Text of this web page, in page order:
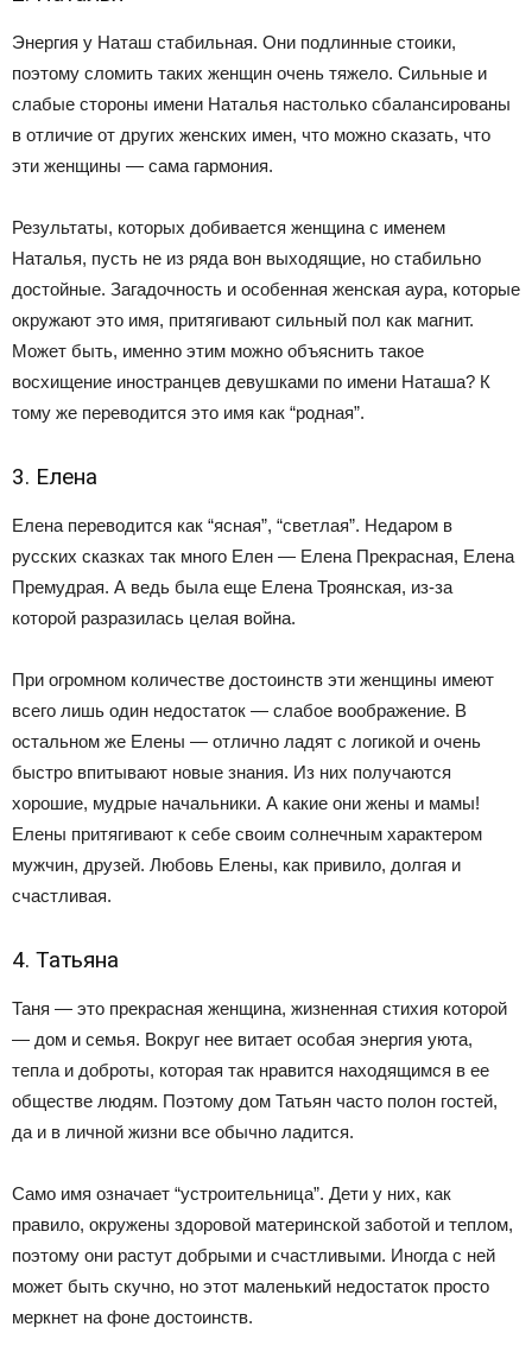
Энергия у Наташ стабильная. Они подлинные стоики,
поэтому сломить таких женщин очень тяжело. Сильные и
слабые стороны имени Наталья настолько сбалансированы
в отличие от других женских имен, что можно сказать, что
эти женщины — сама гармония.
Результаты, которых добивается женщина с именем
Наталья, пусть не из ряда вон выходящие, но стабильно
достойные. Загадочность и особенная женская аура, которые
окружают это имя, притягивают сильный пол как магнит.
Может быть, именно этим можно объяснить такое
восхищение иностранцев девушками по имени Наташа? К
тому же переводится это имя как “родная”.
3. Елена
Елена переводится как “ясная”, “светлая”. Недаром в
русских сказках так много Елен — Елена Прекрасная, Елена
Премудрая. А ведь была еще Елена Троянская, из-за
которой разразилась целая война.
При огромном количестве достоинств эти женщины имеют
всего лишь один недостаток — слабое воображение. В
остальном же Елены — отлично ладят с логикой и очень
быстро впитывают новые знания. Из них получаются
хорошие, мудрые начальники. А какие они жены и мамы!
Елены притягивают к себе своим солнечным характером
мужчин, друзей. Любовь Елены, как привило, долгая и
счастливая.
4. Татьяна
Таня — это прекрасная женщина, жизненная стихия которой
— дом и семья. Вокруг нее витает особая энергия уюта,
тепла и доброты, которая так нравится находящимся в ее
обществе людям. Поэтому дом Татьян часто полон гостей,
да и в личной жизни все обычно ладится.
Само имя означает “устроительница”. Дети у них, как
правило, окружены здоровой материнской заботой и теплом,
поэтому они растут добрыми и счастливыми. Иногда с ней
может быть скучно, но этот маленький недостаток просто
меркнет на фоне достоинств.